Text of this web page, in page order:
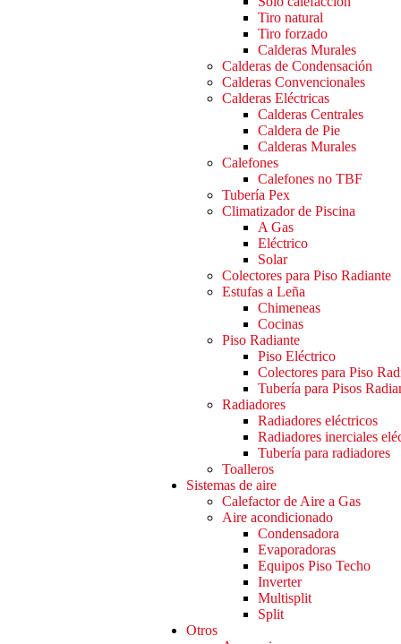
Tiro natural
Tiro forzado
Calderas Murales
Calderas de Condensación
Calderas Convencionales
Calderas Eléctricas
Calderas Centrales
Caldera de Pie
Calderas Murales
Calefones
Calefones no TBF
Tubería Pex
Climatizador de Piscina
A Gas
Eléctrico
Solar
Colectores para Piso Radiante
Estufas a Leña
Chimeneas
Cocinas
Piso Radiante
Piso Eléctrico
Colectores para Piso
Tubería para Pisos
Radiadores
Radiadores eléctricos
Radiadores inerciales
Tubería para radiadores
Toalleros
Sistemas de aire
Calefactor de Aire a Gas
Aire acondicionado
Condensadora
Evaporadoras
Equipos Piso Techo
Inverter
Multisplit
Split
Otros